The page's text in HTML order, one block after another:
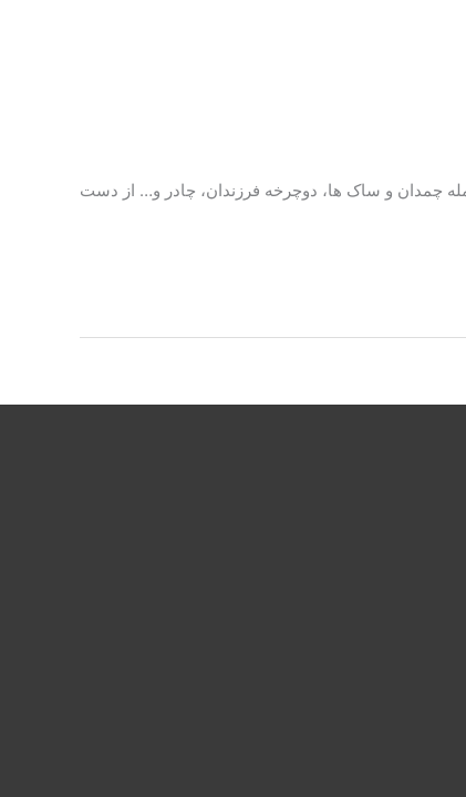
از جمله چمدان و ساک ها، دوچرخه فرزندان، چادر و… از دست